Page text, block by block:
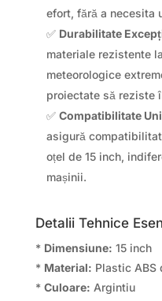
efort, fără a necesita
✅ Durabilitate
materiale rezistente
meteorologice
proiectate să reziste
✅ Compatibilitate
asigură
oțel de 15 inch,
mașinii.
Detalii Tehnice
* Dimensiune: 15 inch
* Material: Plastic ABS
* Culoare: Argintiu